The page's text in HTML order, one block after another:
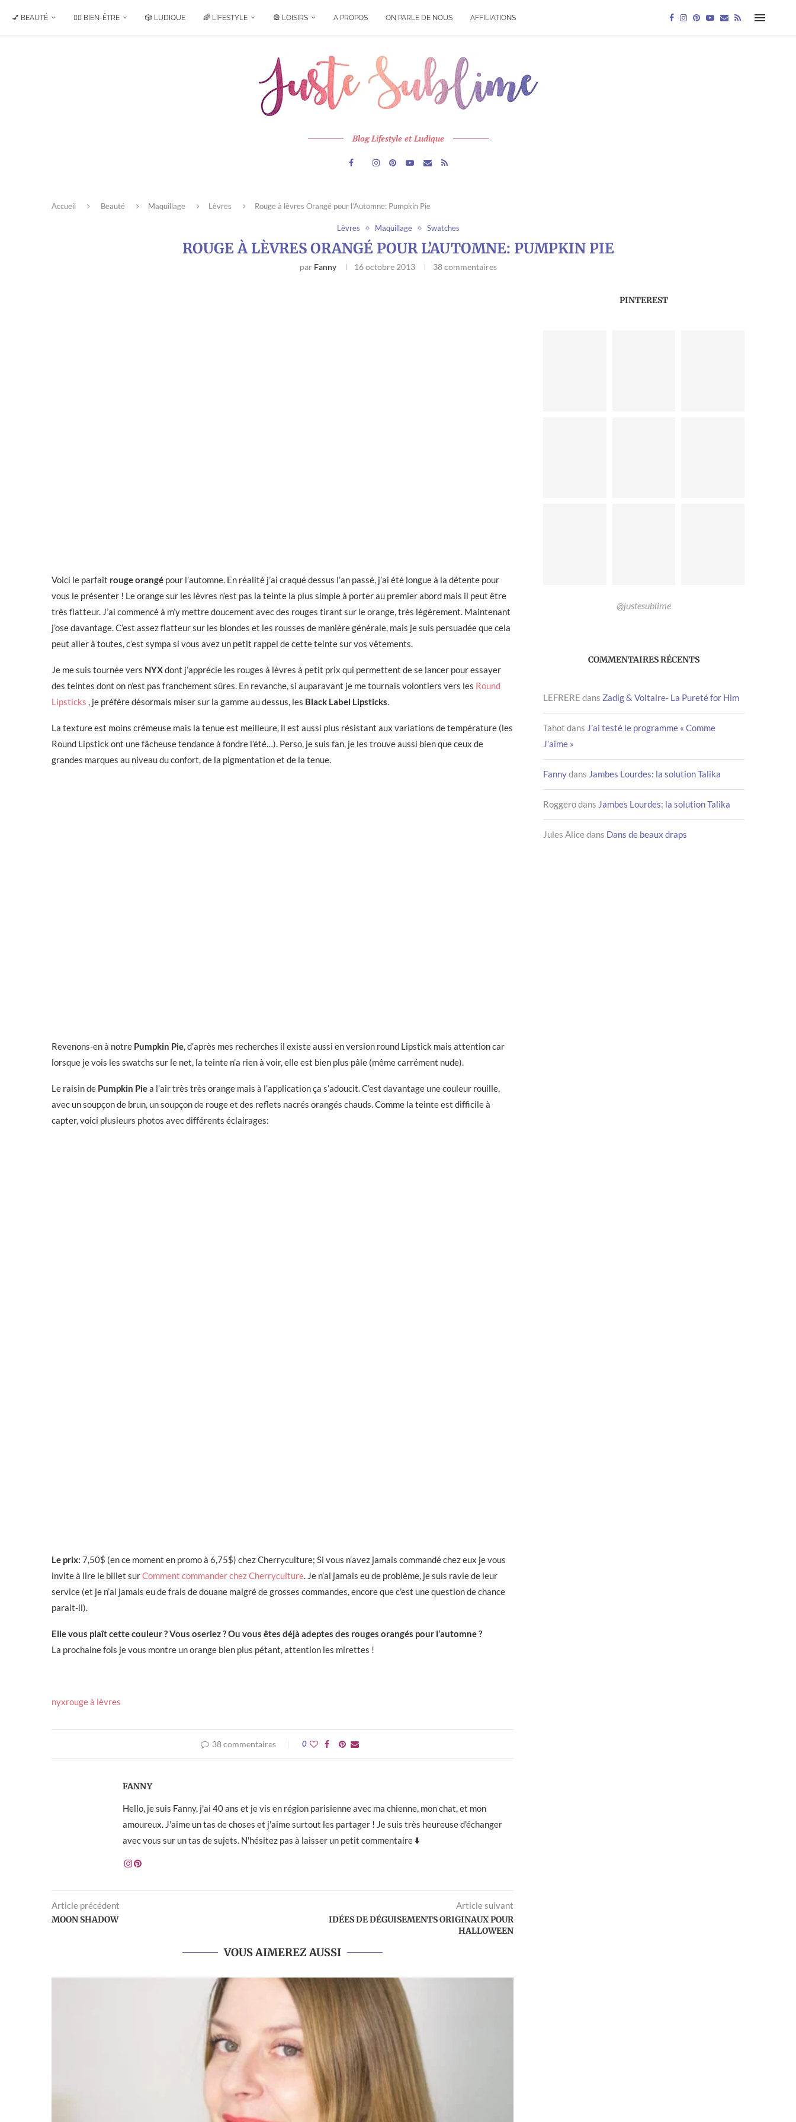
💅 BEAUTÉ 🧘‍♀️ BIEN-ÊTRE 🎲 LUDIQUE 🌈 LIFESTYLE 🎡 LOISIRS A PROPOS ON PARLE DE NOUS AFFILIATIONS
Blog Lifestyle et Ludique
Accueil Beauté Maquillage Lèvres Rouge à lèvres Orangé pour l’Automne: Pumpkin Pie
Lèvres Maquillage Swatches
ROUGE À LÈVRES ORANGÉ POUR L’AUTOMNE: PUMPKIN PIE
par Fanny 16 octobre 2013 38 commentaires
Voici le parfait rouge orangé pour l’automne. En réalité j’ai craqué dessus l’an passé, j’ai été longue à la détente pour
vous le présenter ! Le orange sur les lèvres n’est pas la teinte la plus simple à porter au premier abord mais il peut être
très flatteur. J’ai commencé à m’y mettre doucement avec des rouges tirant sur le orange, très légèrement. Maintenant
j’ose davantage. C’est assez flatteur sur les blondes et les rousses de manière générale, mais je suis persuadée que cela
peut aller à toutes, c’est sympa si vous avez un petit rappel de cette teinte sur vos vêtements.
Je me suis tournée vers NYXdont j’apprécie les rouges à lèvres à petit prix qui permettent de se lancer pour essayer
des teintes dont on n’est pas franchement sûres. En revanche, si auparavant je me tournais volontiers vers les Round
Lipsticks , je préfère désormais miser sur la gamme au dessus, les Black Label Lipsticks.
La texture est moins crémeuse mais la tenue est meilleure, il est aussi plus résistant aux variations de température (les
Round Lipstick ont une fâcheuse tendance à fondre l’été…). Perso, je suis fan, je les trouve aussi bien que ceux de
grandes marques au niveau du confort, de la pigmentation et de la tenue.
Revenons-en à notre Pumpkin Pie, d’après mes recherches il existe aussi en version round Lipstick mais attention car
lorsque je vois les swatchs sur le net, la teinte n’a rien à voir, elle est bien plus pâle (même carrément nude).
Le raisin de Pumpkin Piea l’air très très orange mais à l’application ça s’adoucit. C’est davantage une couleur rouille,
avec un soupçon de brun, un soupçon de rouge et des reflets nacrés orangés chauds. Comme la teinte est difficile à
capter, voici plusieurs photos avec différents éclairages:
Le prix: 7,50$ (en ce moment en promo à 6,75$) chez Cherryculture; Si vous n’avez jamais commandé chez eux je vous
invite à lire le billet surComment commander chez Cherryculture. Je n’ai jamais eu de problème, je suis ravie de leur
service (et je n’ai jamais eu de frais de douane malgré de grosses commandes, encore que c’est une question de chance
parait-il).
Elle vous plaît cette couleur ? Vous oseriez ? Ou vous êtes déjà adeptes des rouges orangés pour l’automne ?
La prochaine fois je vous montre un orange bien plus pétant, attention les mirettes !
nyxrouge à lèvres
38 commentaires 0
FANNY
Hello, je suis Fanny, j'ai 40 ans et je vis en région parisienne avec ma chienne, mon chat, et mon
amoureux. J'aime un tas de choses et j'aime surtout les partager ! Je suis très heureuse d'échanger
avec vous sur un tas de sujets. N'hésitez pas à laisser un petit commentaire ⬇️
Article précédent
MOON SHADOW
Article suivant
IDÉES DE DÉGUISEMENTS ORIGINAUX POUR
HALLOWEEN
VOUS AIMEREZ AUSSI
PINTEREST
@justesublime
COMMENTAIRES RÉCENTS
LEFRERE dans Zadig & Voltaire- La Pureté for Him
Tahot dans J’ai testé le programme « Comme
J’aime »
Fannydans Jambes Lourdes: la solution Talika
Roggerodans Jambes Lourdes: la solution Talika
Jules Alicedans Dans de beaux draps